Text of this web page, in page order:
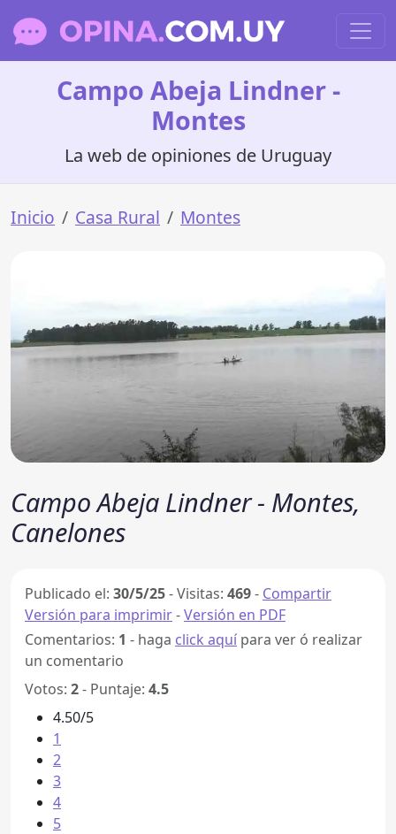
Campo Abeja Lindner -
Montes
La web de opiniones de Uruguay
Inicio Casa Rural Montes
Campo Abeja Lindner - Montes,
Canelones
Publicado el: 30/5/25-Visitas: 469- Compartir
Versión para imprimir-Versión en PDF
Comentarios: 1 - haga click aquí para ver ó realizar
un comentario
Votos: 2- Puntaje: 4.5
4.50/5
1
2
3
4
5